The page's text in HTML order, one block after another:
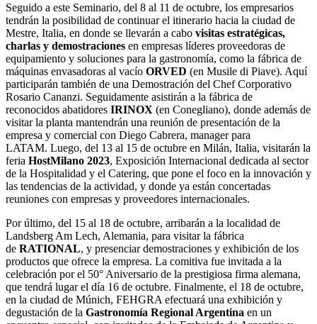
Seguido a este Seminario, del 8 al 11 de octubre, los empresarios
tendrán la posibilidad de continuar el itinerario hacia la ciudad de
Mestre, Italia, en donde se llevarán a cabo visitas estratégicas,
charlas y demostraciones en empresas líderes proveedoras de
equipamiento y soluciones para la gastronomía, como la fábrica de
máquinas envasadoras al vacío ORVED (en Musile di Piave). Aquí
participarán también de una Demostración del Chef Corporativo
Rosario Cananzi. Seguidamente asistirán a la fábrica de
reconocidos abatidores IRINOX (en Conegliano), donde además de
visitar la planta mantendrán una reunión de presentación de la
empresa y comercial con Diego Cabrera, manager para
LATAM. Luego, del 13 al 15 de octubre en Milán, Italia, visitarán la
feria HostMilano 2023, Exposición Internacional dedicada al sector
de la Hospitalidad y el Catering, que pone el foco en la innovación y
las tendencias de la actividad, y donde ya están concertadas
reuniones con empresas y proveedores internacionales.
Por último, del 15 al 18 de octubre, arribarán a la localidad de
Landsberg Am Lech, Alemania, para visitar la fábrica
de RATIONAL, y presenciar demostraciones y exhibición de los
productos que ofrece la empresa. La comitiva fue invitada a la
celebración por el 50° Aniversario de la prestigiosa firma alemana,
que tendrá lugar el día 16 de octubre. Finalmente, el 18 de octubre,
en la ciudad de Múnich, FEHGRA efectuará una exhibición y
degustación de la Gastronomía Regional Argentina en un